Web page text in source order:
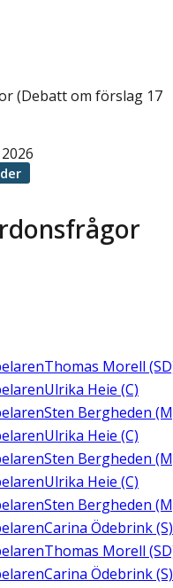
(Debatt om förslag 17
Thomas Morell
Ulrika Heie (C)
Sten Bergheden
Ulrika Heie (C)
Sten Bergheden
Ulrika Heie (C)
Sten Bergheden
Carina Ödebrink (S)
Thomas Morell
Carina Ödebrink (S)